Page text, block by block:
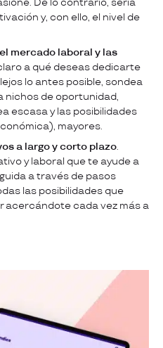
De lo contrario, sería
y, con ello, el nivel de
mercado laboral y las
a qué deseas dedicarte
lo antes posible, sondea
nichos de oportunidad,
escasa y las posibilidades
mayores.
a largo y corto plazo.
y laboral que te ayude a
a través de pasos
las posibilidades que
acercándote cada vez más a